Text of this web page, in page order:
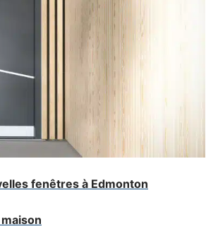
fenêtres à Edmonton